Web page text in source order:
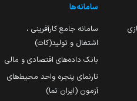
سامانه‌ها
سامانه جامع کارآفرینی ،
اشتغال و تولید(کات)
بانک داده‌های اقتصادی و مالی
تارنمای پنجره واحد محیط‌های
آزمون (ایران تما)